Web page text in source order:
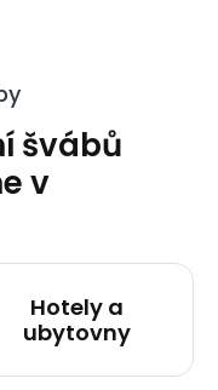
švábů
v
Hotely a
ubytovny